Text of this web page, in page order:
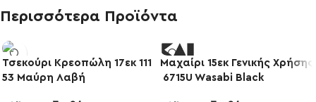
Περισσότερα Προϊόντα
-20%
Τσεκούρι Κρεοπώλη 17εκ 111
53 Μαύρη Λαβή
Μαχαίρι 15εκ Γενικής Χρήσης
6715U Wasabi Black